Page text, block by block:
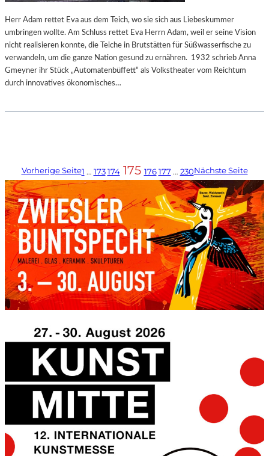
Herr Adam rettet Eva aus dem Teich, wo sie sich aus Liebeskummer
umbringen wollte. Am Schluss rettet Eva Herrn Adam, weil er seine Vision
nicht realisieren konnte, die Teiche in Brutstätten für Süßwasserfische zu
verwandeln, um die ganze Nation gesund zu ernähren. 1932 schrieb Anna
Gmeyner ihr Stück „Automatenbüffett“ als Volkstheater vom Reichtum
durch innovatives ökonomisches…
Vorherige Seite1 … 173 174 175 176 177 … 230Nächste Seite